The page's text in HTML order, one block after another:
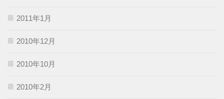
2011年1月
2010年12月
2010年10月
2010年2月